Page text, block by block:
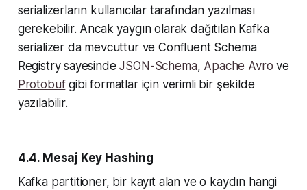
serializerların kullanıcılar tarafından yazılması
gerekebilir. Ancak yaygın olarak dağıtılan Kafka
serializer da mevcuttur ve Confluent Schema
Registry sayesindeJSON-Schema, Apache Avro ve
Protobufgibi formatlar için verimli bir şekilde
yazılabilir.
4.4. Mesaj Key Hashing
Kafka partitioner, bir kayıt alan ve o kaydın hangi